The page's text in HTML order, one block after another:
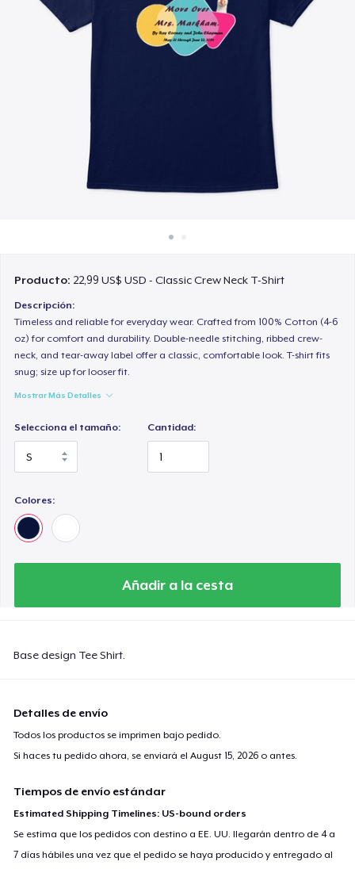
Venda en todas partes
Producto: 22,99 US$ USD - Classic Crew Neck T-Shirt
Descripción:
Timeless and reliable for everyday wear. Crafted from 100% Cotton (4-6
oz) for comfort and durability. Double-needle stitching, ribbed crew-
neck, and tear-away label offer a classic, comfortable look. T-shirt fits
snug; size up for looser fit.
Mostrar Más Detalles
Selecciona el tamaño: Cantidad:
Colores:
Añadir a la cesta
Base design Tee Shirt.
Detalles de envío
Todos los productos se imprimen bajo pedido.
Si haces tu pedido ahora, se enviará elAugust 15, 2026 o antes.
Tiempos de envío estándar
Estimated Shipping Timelines: US-bound orders
Se estima que los pedidos con destino a EE. UU. llegarán dentro de 4 a
7 días hábiles una vez que el pedido se haya producido y entregado al